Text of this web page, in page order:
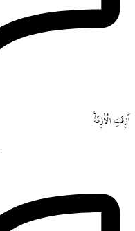
اَزِفَتِ الْاٰزِفَةُۚ